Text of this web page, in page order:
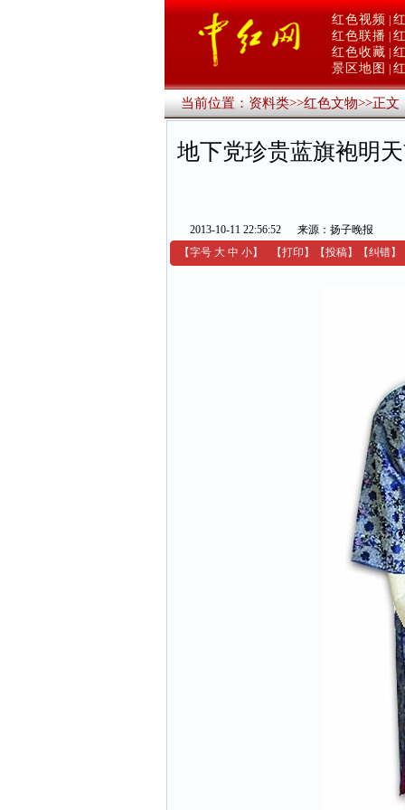
红色视频
红色联播
红色收藏
景区地图
当前位置：资料类>>红色文物>>正文
地下党珍贵蓝旗袍明
2013-10-11 22:56:52
来源：扬子晚报
【字号 大 中 小】 【打印 】 【投稿】 【纠错】